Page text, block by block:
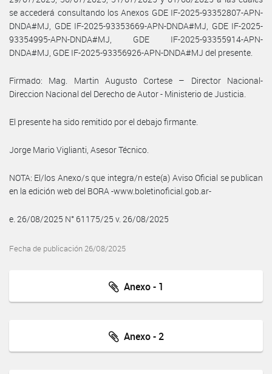
se accederá consultando los Anexos GDE IF-2025-93352807-APN-
DNDA#MJ, GDE IF-2025-93353669-APN-DNDA#MJ, GDE IF-2025-
93354995-APN-DNDA#MJ, GDE IF-2025-93355914-APN-
DNDA#MJ, GDE IF-2025-93356926-APN-DNDA#MJ del presente.
Firmado: Mag. Martin Augusto Cortese – Director Nacional-
Direccion Nacional del Derecho de Autor - Ministerio de Justicia.
El presente ha sido remitido por el debajo firmante.
Jorge Mario Viglianti, Asesor Técnico.
NOTA: El/los Anexo/s que integra/n este(a) Aviso Oficial se publican
en la edición web del BORA -www.boletinoficial.gob.ar-
e. 26/08/2025 N° 61175/25 v. 26/08/2025
Fecha de publicación 26/08/2025
Anexo - 1
Anexo - 2